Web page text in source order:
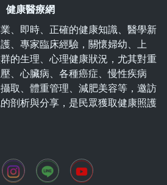
健康醫療網
、即時、正確的健康知識、醫學新
、專家臨床經驗，關懷婦幼、上
的生理、心理健康狀況，尤其對重
、心臟病、各種癌症、慢性疾病
取、體重管理、減肥美容等，邀訪
剖析與分享，是民眾獲取健康照護